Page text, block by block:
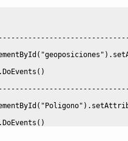
( "geoposiciones" ) .
.DoEvents ( )
( "Poligono" ) .
.DoEvents ( )